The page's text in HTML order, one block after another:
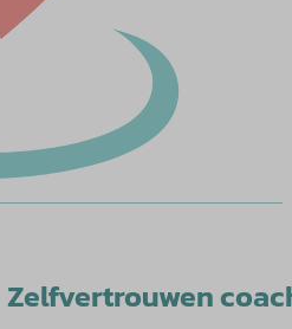
Zelfvertrouwen